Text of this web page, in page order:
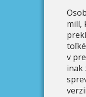
milí,
v
inak